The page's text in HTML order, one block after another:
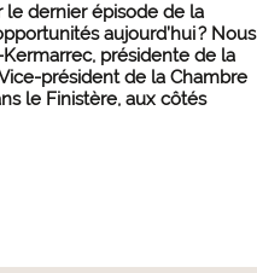
dernier épisode de la
aujourd’hui ? Nous
présidente de la
président de la Chambre
le Finistère, aux côtés